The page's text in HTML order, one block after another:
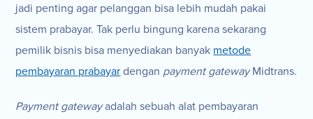
jadi penting agar pelanggan bisa lebih mudah pakai
sistem prabayar. Tak perlu bingung karena sekarang
pemilik bisnis bisa menyediakan banyak metode
pembayaran prabayar dengan payment gatewayMidtrans.
Payment gatewayadalah sebuah alat pembayaran